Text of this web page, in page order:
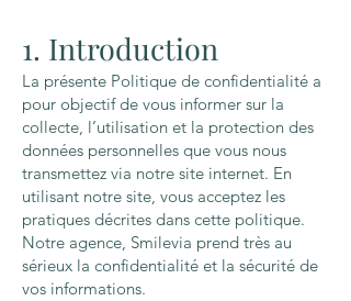
1. Introduction
La présente Politique de confidentialité a
pour objectif de vous informer sur la
collecte, l’utilisation et la protection des
données personnelles que vous nous
transmettez via notre site internet. En
utilisant notre site, vous acceptez les
pratiques décrites dans cette politique.
Notre agence, Smilevia prend très au
sérieux la confidentialité et la sécurité de
vos informations.